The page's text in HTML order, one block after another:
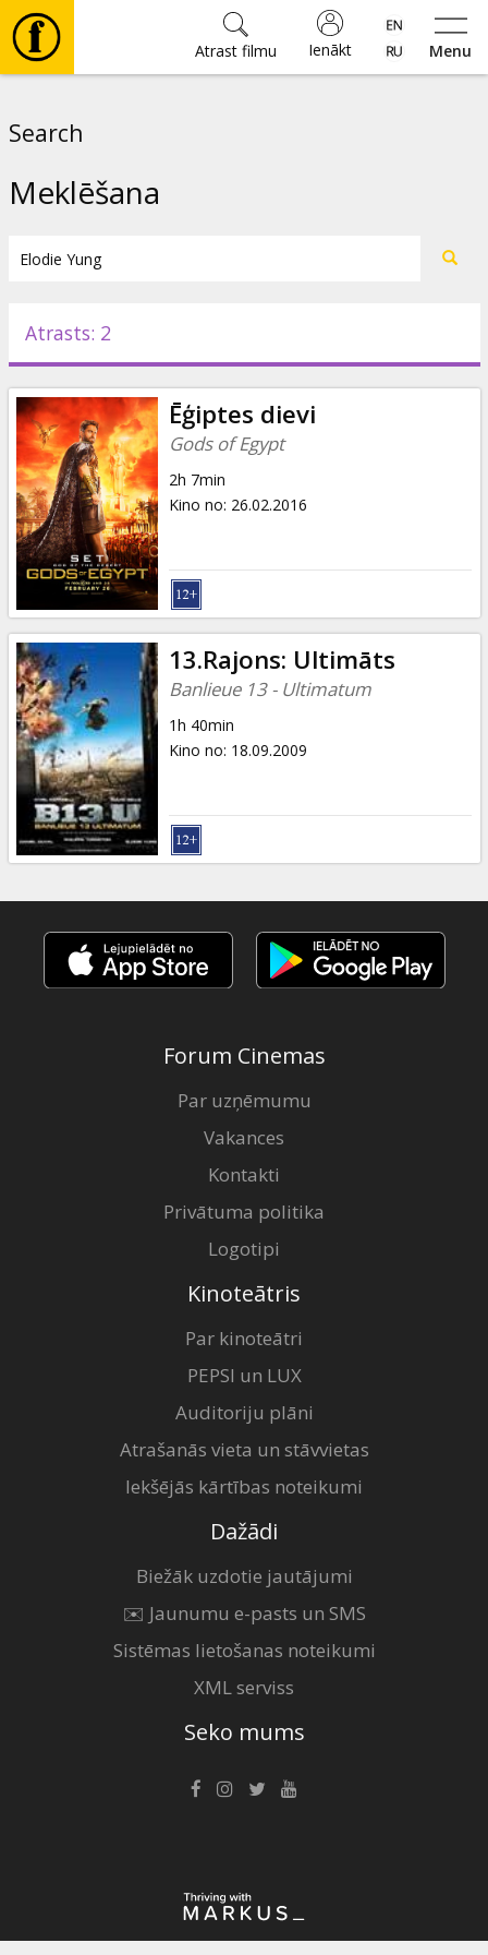
Menu
Ienākt
Atrast filmu
Pasākumi
Ziņas
Dāvanu
kartes
Uzkodas
B2B
Kino
Klubs
Search
Meklēšana
Atrasts: 2
Ēģiptes dievi
Gods of Egypt
2h 7min
Kino no: 26.02.2016
13.Rajons: Ultimāts
Banlieue 13 - Ultimatum
1h 40min
Kino no: 18.09.2009
Forum Cinemas
Par uzņēmumu
Vakances
Kontakti
Privātuma politika
Logotipi
Kinoteātris
Par kinoteātri
PEPSI un LUX
Auditoriju plāni
Atrašanās vieta un stāvvietas
Iekšējās kārtības noteikumi
Dažādi
Biežāk uzdotie jautājumi
✉️ Jaunumu e-pasts un SMS
Sistēmas lietošanas noteikumi
XML serviss
Seko mums